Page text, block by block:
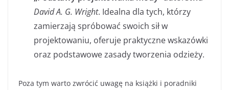
David A. G. Wright. Idealna dla tych, którzy
zamierzają spróbować swoich sił w
projektowaniu, oferuje praktyczne wskazówki
oraz podstawowe zasady tworzenia odzieży.
Poza tym warto zwrócić uwagę na książki i poradniki